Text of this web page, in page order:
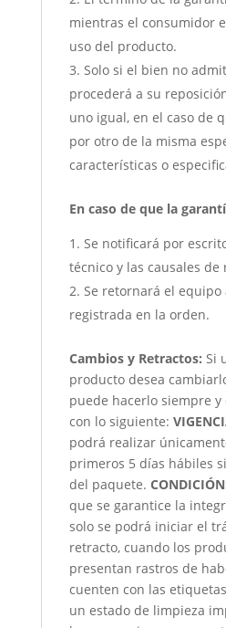
mientras el consumidor
uso del producto.
Solo si el bien no
procederá a su
uno igual, en el caso de
por otro de la misma
características o
En caso de que la
Se notificará por
técnico y las causales de
Se retornará el equipo
registrada en la orden.
Cambios y Retractos: Si
producto desea
puede hacerlo siempre
con lo siguiente:
podrá realizar
primeros 5 días hábiles
del paquete. CONDICIÓN
que se garantice la
solo se podrá iniciar el
retracto, cuando los
presentan rastros de
cuenten con las
un estado de limpieza